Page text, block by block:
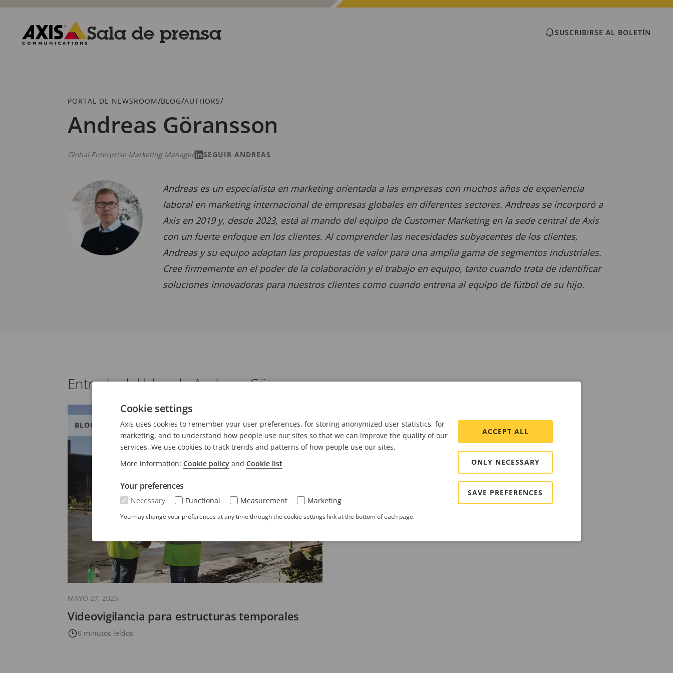
Saltar
contenido
principal
Sala de prensa SUSCRIBIRSE AL BOLETÍN
Breadcrumb
PORTAL DE NEWSROOM/BLOG/AUTHORS/
Andreas Göransson
Andreas es un especialista en marketing orientada a las empresas con muchos años de experiencia
laboral en marketing internacional de empresas globales en diferentes sectores. Andreas se incorporó a
Axis en 2019 y, desde 2023, está al mando del equipo de Customer Marketing en la sede central de Axis
con un fuerte enfoque en los clientes. Al comprender las necesidades subyacentes de los clientes,
Andreas y su equipo adaptan las propuestas de valor para una amplia gama de segmentos industriales.
Cree firmemente en el poder de la colaboración y el trabajo en equipo, tanto cuando trata de identificar
soluciones innovadoras para nuestros clientes como cuando entrena al equipo de fútbol de su hijo.
Global Enterprise Marketing Manager SEGUIR ANDREAS
Entrada del blog de Andreas Göransson
Videovigilancia para estructuras temporales
9 minutos leídos
BLOG
MAYO 27, 2025
Cookie settings
Axis uses cookies to remember your user preferences, for storing anonymized user statistics, for
marketing, and to understand how people use our sites so that we can improve the quality of our
services. We use cookies to track trends and patterns of how people use our sites.
More information: Cookie policy and Cookie list
Your preferences
Necessary Functional Measurement Marketing
You may change your preferences at any time through the cookie settings link at the bottom of each page.
ACCEPT ALL
ONLY NECESSARY
SAVE PREFERENCES